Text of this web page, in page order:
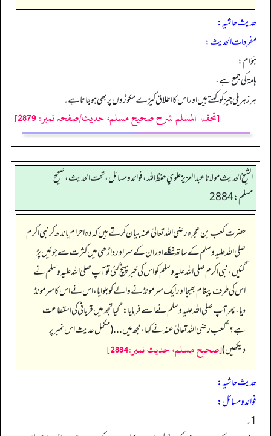
حدیث حاشیہ:
مفردات الحدیث:
هَوَام:
هامة کی جمع ہے،
ہر زہریلی چیز کو کہتے ہیں اور اس کا اطلاق کیڑے مکوڑوں پر بھی ہوجاتا ہے۔
[تحفۃ المسلم شرح صحیح مسلم، حدیث/صفحہ نمبر: 2879]
الشيخ الحديث مولانا عبدالعزيز علوي حفظ الله، فوائد و مسائل، تحت الحديث ، صحيح
مسلم: 2884
حضرت کعب بن عجرہ رضی اللہ تعالیٰ عنہ بیان کرتے ہیں کہ وہ احرام باندھ کر نبی اکرم
صلی اللہ علیہ وسلم کے ساتھ نکلے اور ان کے سر اور داڑھی میں کثرت سے جوئیں پڑ
گئیں، نبی اکرم صلی اللہ علیہ وسلم کو اس کی خبر پہنچ گئی تو آپ صلی اللہ علیہ وسلم نے
اس کی طرف پیغام بھیجا اور ایک سر مونڈنے والے کو بلوایا، اس نے اس کا سر مونڈ
دیا، پھر آپ صلی اللہ علیہ وسلم نے اسے فرمایا:”کیا تجھ میں قربانی کی استطاعت
ہے؟“کعب رضی اللہ تعالیٰ عنہ نے کہا، مجھ میں... (مکمل حدیث اس نمبر پر
دیکھیں)[صحيح مسلم، حديث نمبر:2884]
حدیث حاشیہ:
فوائد ومسائل:
1۔